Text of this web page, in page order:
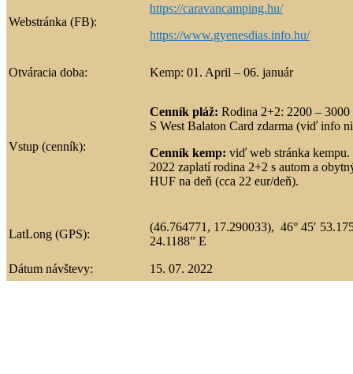
Webstránka (FB):
https://caravancamping.hu/
https://www.gyenesdias.info.hu/
Otváracia doba: Kemp: 01. April – 06. január
Vstup (cenník):
Cenník pláž: Rodina 2+2: 2200 –
S West Balaton Card zdarma (viď info
Cenník kemp: viď web stránka kempu.
2022 zaplatí rodina 2+2 s autom a
HUF na deň (cca 22 eur/deň).
LatLong (GPS):
(46.764771, 17.290033), 46° 45′
24.1188” E
Dátum návštevy: 15. 07. 2022